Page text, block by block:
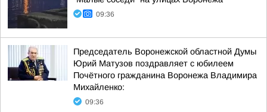
09:36
Председатель Воронежской областной Думы
Юрий Матузов поздравляет с юбилеем
Почётного гражданина Воронежа Владимира
Михайленко:
09:36